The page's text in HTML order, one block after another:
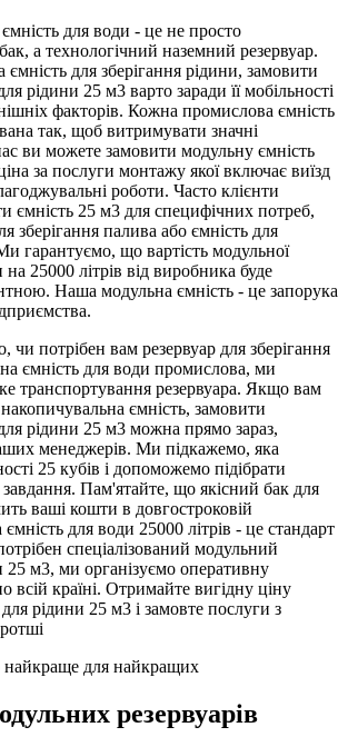
для води - це не просто
а технологічний наземний резервуар.
для зберігання рідини, замовити
рідини 25 м3 варто заради її мобільності
факторів. Кожна промислова ємність
так, щоб витримувати значні
ви можете замовити модульну ємність
за послуги монтажу якої включає виїзд
роботи. Часто клієнти
ємність 25 м3 для специфічних потреб,
зберігання палива або ємність для
гарантуємо, що вартість модульної
на 25000 літрів від виробника буде
Наша модульна ємність - це запорука
чи потрібен вам резервуар для зберігання
ємність для води промислова, ми
транспортування резервуара. Якщо вам
ємність, замовити
рідини 25 м3 можна прямо зараз,
менеджерів. Ми підкажемо, яка
25 кубів і допоможемо підібрати
завдання. Пам'ятайте, що якісний бак для
ваші кошти в довгостроковій
для води 25000 літрів - це стандарт
спеціалізований модульний
25 м3, ми організуємо оперативну
всій країні. Отримайте вигідну ціну
рідини 25 м3 і замовте послуги з
для найкращих
резервуарів